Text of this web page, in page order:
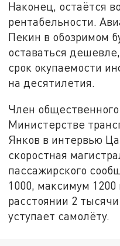
Наконец, остаётся
рентабельности.
Пекин в обозримом
оставаться
срок окупаемости
на десятилетия.
Член
Министерстве
Янков в интервью
скоростная
пассажирского
1000, максимум
расстоянии 2
уступает самолёту.